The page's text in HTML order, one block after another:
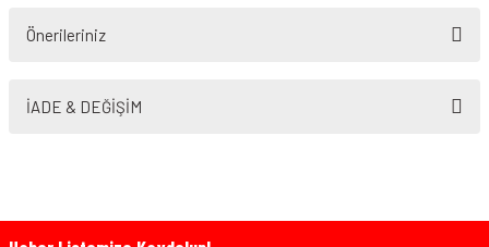
Önerileriniz
yetersiz gördüğünüz noktaları öneri formunu kullanarak tarafımıza
İADE & DEĞİŞİM